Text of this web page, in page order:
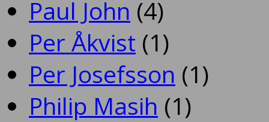
Paul John (4)
Per Åkvist (1)
Per Josefsson (1)
Philip Masih (1)